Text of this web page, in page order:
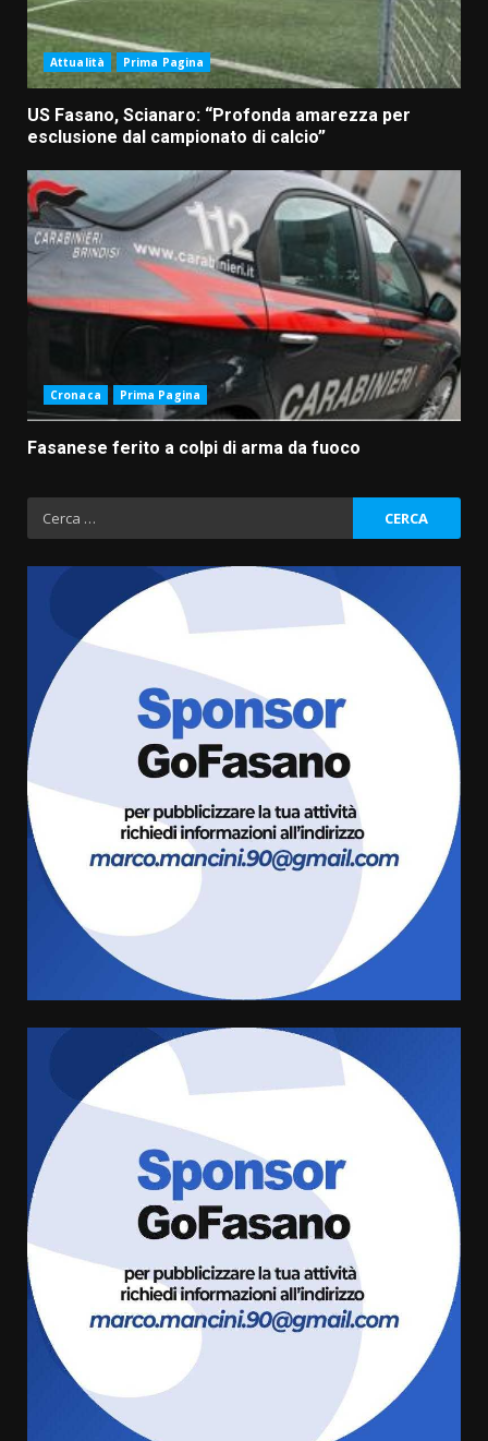
Attualità Prima Pagina
US Fasano, Scianaro: “Profonda amarezza per
esclusione dal campionato di calcio”
Cronaca Prima Pagina
Fasanese ferito a colpi di arma da fuoco
Ricerca
per:
Fasanese ferito a colpi di arma
da fuoco
6 Agosto 2026 18:13
Carta d’identità: continua il piano
di aperture straordinarie del
Comune di Fasano
Grazia Neglia, coordinatrice
cittadina di Fratelli d’Italia,
pronta a tornare in Consiglio
comunale
6 Agosto 2026 08:00
Cura dei beni comuni e
cittadinanza attiva: online
l’avviso per la gestione
condivisa della Villetta di
Laureto
La magia del Minareto e la prima
assoluta de “L’Albergo
Belvedere. Il rapimento”
6 Agosto 2026 06:15
“I Contestatori: Musica di